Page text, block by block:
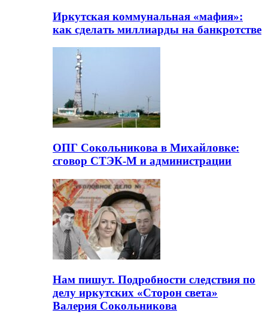
Иркутская коммунальная «мафия»:
как сделать миллиарды на банкротстве
ОПГ Сокольникова в Михайловке:
сговор СТЭК-М и администрации
Нам пишут. Подробности следствия по
делу иркутских «Сторон света»
Валерия Сокольникова